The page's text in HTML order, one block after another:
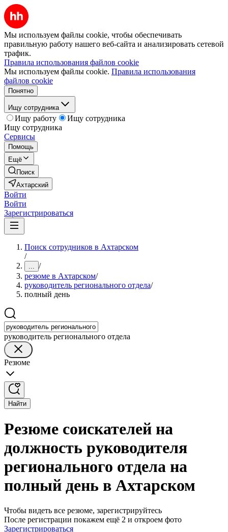
Мы используем файлы cookie, чтобы обеспечивать
правильную работу нашего веб-сайта и анализировать сетевой
трафик.
Правила использования файлов cookie
Мы используем файлы cookie. Правила использования
файлов cookie
Понятно
Ищу сотрудника
Ищу работу
Ищу сотрудника
Ищу сотрудника
Сервисы
Помощь
Ещё
Поиск
Ахтарский
Войти
Войти
Зарегистрироваться
Поиск сотрудников в Ахтарском
/
... /
резюме в Ахтарском/
руководитель регионального отдела/
полный день
руководитель регионального отдела
Резюме
Найти
Резюме соискателей на
должность руководителя
регионального отдела на
полный день в Ахтарском
Чтобы видеть все резюме, зарегистрируйтесь
После регистрации покажем ещё 2 и откроем фото
Зарегистрироваться